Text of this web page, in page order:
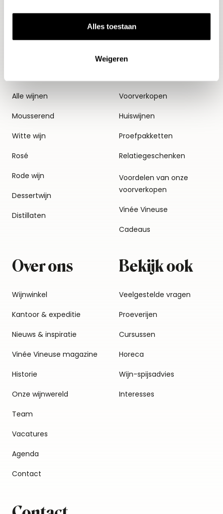
Alles toestaan
Weigeren
Alle wijnen
Mousserend
Witte wijn
Rosé
Rode wijn
Dessertwijn
Distillaten
Thema's
Voorverkopen
Huiswijnen
Proefpakketten
Relatiegeschenken
Voordelen van onze
voorverkopen
Vinée Vineuse
Cadeaus
Over ons
Wijnwinkel
Kantoor & expeditie
Nieuws & inspiratie
Vinée Vineuse magazine
Historie
Onze wijnwereld
Team
Vacatures
Agenda
Contact
Bekijk ook
Veelgestelde vragen
Proeverijen
Cursussen
Horeca
Wijn-spijsadvies
Interesses